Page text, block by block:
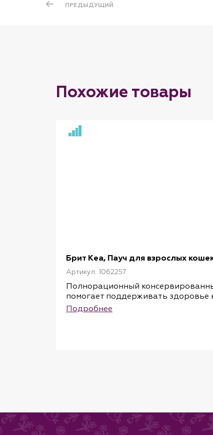
ПРЕДЫДУЩИЙ
Похожие товары
Брит Кеа, Пауч для взрослых
Артикул: 1062257
Полнорационный
помогает поддерживать здоровье
систему и способствует
Черника содержит множество
Подробнее